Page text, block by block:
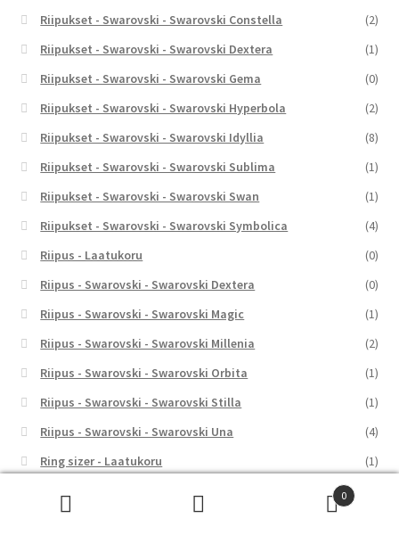
Riipukset - Swarovski - Swarovski Constella
(2)
Riipukset - Swarovski - Swarovski Dextera
(1)
Riipukset - Swarovski - Swarovski Gema
(0)
Riipukset - Swarovski - Swarovski Hyperbola
(2)
Riipukset - Swarovski - Swarovski Idyllia
(8)
Riipukset - Swarovski - Swarovski Sublima
(1)
Riipukset - Swarovski - Swarovski Swan
(1)
Riipukset - Swarovski - Swarovski Symbolica
(4)
Riipus - Laatukoru
(0)
Riipus - Swarovski - Swarovski Dextera
(0)
Riipus - Swarovski - Swarovski Magic
(1)
Riipus - Swarovski - Swarovski Millenia
(2)
Riipus - Swarovski - Swarovski Orbita
(1)
Riipus - Swarovski - Swarovski Stilla
(1)
Riipus - Swarovski - Swarovski Una
(4)
Ring sizer - Laatukoru
(1)
0